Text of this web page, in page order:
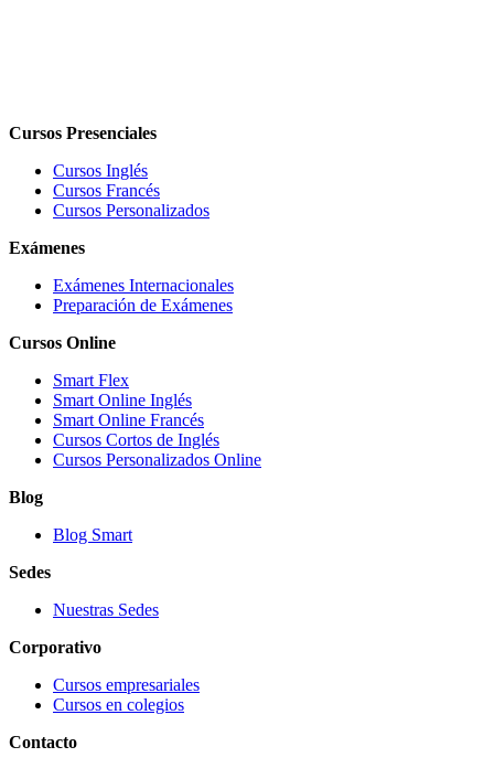
Cursos Presenciales
Cursos Inglés
Cursos Francés
Cursos Personalizados
Exámenes
Exámenes Internacionales
Preparación de Exámenes
Cursos Online
Smart Flex
Smart Online Inglés
Smart Online Francés
Cursos Cortos de Inglés
Cursos Personalizados Online
Blog
Blog Smart
Sedes
Nuestras Sedes
Corporativo
Cursos empresariales
Cursos en colegios
Contacto